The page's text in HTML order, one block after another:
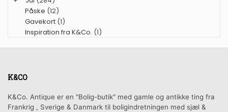
Påske (12)
Gavekort (1)
Inspiration fra K&Co. (1)
K&CO
K&Co. Antique er en "Bolig-butik" med gamle og antikke ting fra
Frankrig , Sverige & Danmark til boligindretningen med sjæl &